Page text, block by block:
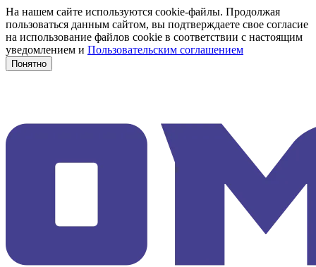
На нашем сайте используются cookie-файлы. Продолжая
пользоваться данным сайтом, вы подтверждаете свое согласие
на использование файлов cookie в соответствии с настоящим
уведомлением и Пользовательским соглашением
Понятно